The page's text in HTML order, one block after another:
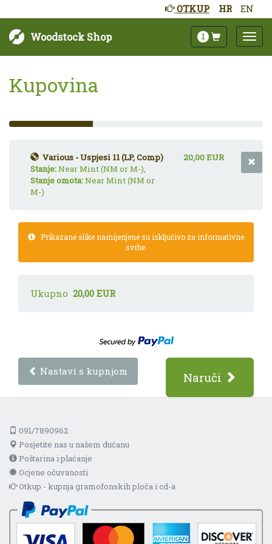
HR EN
OTKUP
Woodstock Shop 1
Kupovina
33%
Complete
Various - Uspjesi 11 (LP, Comp)
Stanje:Near Mint (NM or M-),
Stanje omota:Near Mint (NM or
M-)
20,00 EUR
Prikazane slike namijenjene su isključivo za informativne
svrhe.
Ukupno 20,00 EUR
Nastavi s kupnjom Naruči
091/7890962
Posjetite nas u našem dućanu
Poštarina i plaćanje
Ocjene očuvanosti
Otkup - kupnja gramofonskih ploča i cd-a